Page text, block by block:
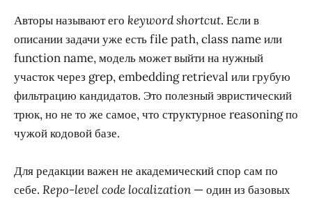
Авторы называют его keyword shortcut. Если в
описании задачи уже есть file path, class name или
function name, модель может выйти на нужный
участок через grep, embedding retrieval или грубую
фильтрацию кандидатов. Это полезный эвристический
трюк, но не то же самое, что структурное reasoning по
чужой кодовой базе.
Для редакции важен не академический спор сам по
себе. Repo-level code localization — один из базовых